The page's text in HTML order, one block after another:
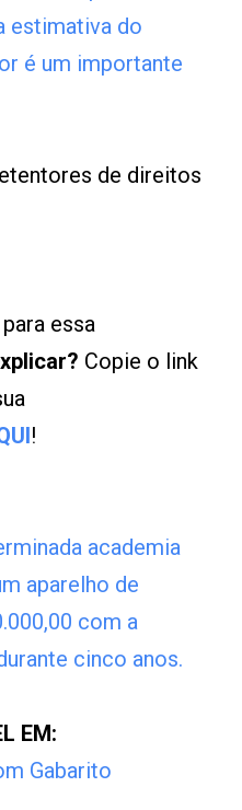
estimativa do
é um importante
de direitos
essa
Copie o link
!
academia
aparelho de
com a
cinco anos.
EM:
Gabarito